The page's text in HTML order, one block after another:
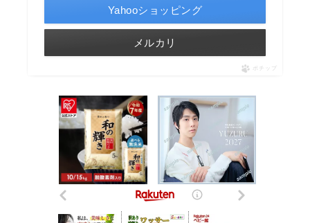
Yahooショッピング
メルカリ
ポチップ